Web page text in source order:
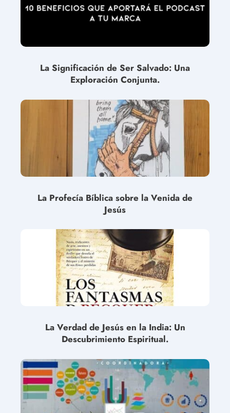
La Significación de Ser Salvado: Una
Exploración Conjunta.
La Profecía Bíblica sobre la Venida de
Jesús
La Verdad de Jesús en la India: Un
Descubrimiento Espiritual.